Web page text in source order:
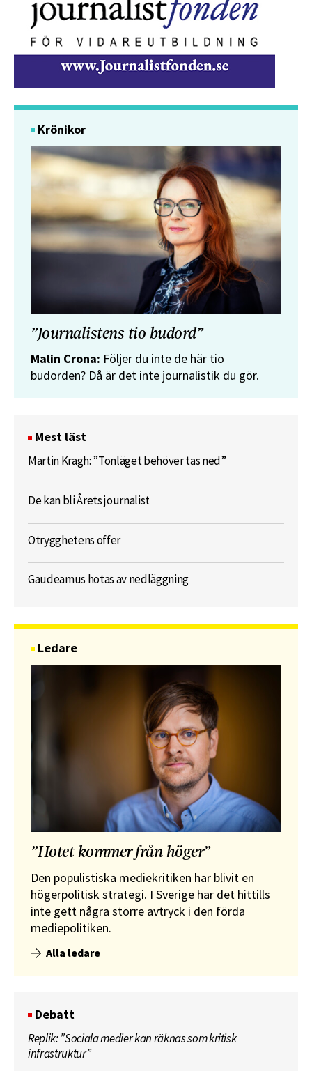
Krönikor
”Journalistens tio budord”
Malin Crona: Följer du inte de här tio
budorden? Då är det inte journalistik du gör.
Mest läst
Martin Kragh: ”Tonläget behöver tas ned”
De kan bli Årets journalist
Otrygghetens offer
Gaudeamus hotas av nedläggning
Ledare
”Hotet kommer från höger”
Den populistiska mediekritiken har blivit en
högerpolitisk strategi. I Sverige har det hittills
inte gett några större avtryck i den förda
mediepolitiken.
Alla ledare
Debatt
Replik: ”Sociala medier kan räknas som kritisk
infrastruktur”